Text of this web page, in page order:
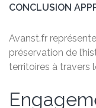
CONCLUSION
Avanst.fr
préservation de
territoires à travers